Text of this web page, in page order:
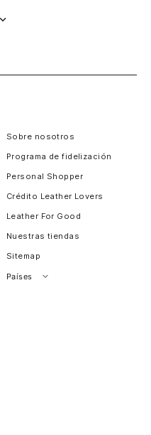
Sobre nosotros
Programa de fidelización
Personal Shopper
Crédito Leather Lovers
Leather For Good
Nuestras tiendas
Sitemap
Países